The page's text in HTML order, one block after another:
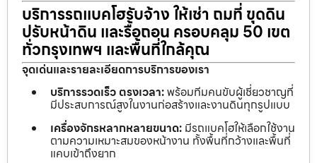
บริการรถแบคโฮรับจ้าง ให้เช่า ถมที่ ขุดดิน
ปรับหน้าดิน และรื้อถอน ครอบคลุม 50 เขต
ทั่วกรุงเทพฯ และพื้นที่ใกล้คุณ
จุดเด่นและรายละเอียดการบริการของเรา
บริการรวดเร็ว ตรงเวลา:พร้อมทีมคนขับผู้เชี่ยวชาญที่
มีประสบการณ์สูงในงานก่อสร้างและงานดินทุกรูปแบบ
เครื่องจักรหลากหลายขนาด: มีรถแบคโฮให้เลือกใช้งาน
ตามความเหมาะสมของหน้างาน ทั้งพื้นที่กว้างและพื้นที่
แคบเข้าถึงยาก